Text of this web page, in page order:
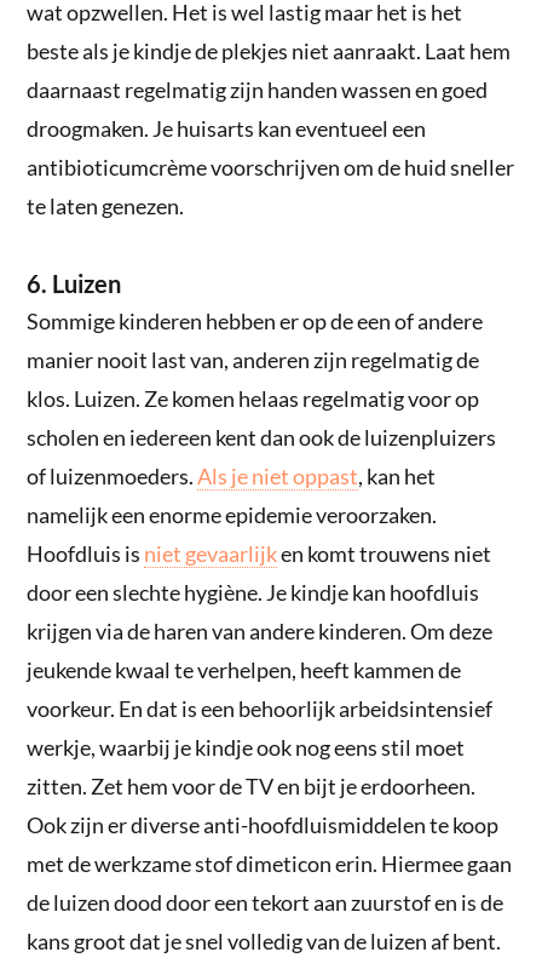
wat opzwellen. Het is wel lastig maar het is het
beste als je kindje de plekjes niet aanraakt. Laat hem
daarnaast regelmatig zijn handen wassen en goed
droogmaken. Je huisarts kan eventueel een
antibioticumcrème voorschrijven om de huid sneller
te laten genezen.
6. Luizen
Sommige kinderen hebben er op de een of andere
manier nooit last van, anderen zijn regelmatig de
klos. Luizen. Ze komen helaas regelmatig voor op
scholen en iedereen kent dan ook de luizenpluizers
of luizenmoeders.Als je niet oppast, kan het
namelijk een enorme epidemie veroorzaken.
Hoofdluis is niet gevaarlijken komt trouwens niet
door een slechte hygiène. Je kindje kan hoofdluis
krijgen via de haren van andere kinderen. Om deze
jeukende kwaal te verhelpen, heeft kammen de
voorkeur. En dat is een behoorlijk arbeidsintensief
werkje, waarbij je kindje ook nog eens stil moet
zitten. Zet hem voor de TV en bijt je erdoorheen.
Ook zijn er diverse anti-hoofdluismiddelen te koop
met de werkzame stof dimeticon erin. Hiermee gaan
de luizen dood door een tekort aan zuurstof en is de
kans groot dat je snel volledig van de luizen af bent.